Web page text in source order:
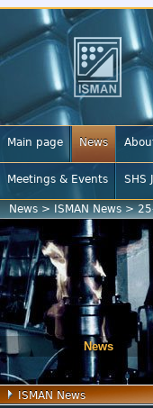
Main page News
Meetings & Events SHS
News >ISMAN News>
News
ISMAN News